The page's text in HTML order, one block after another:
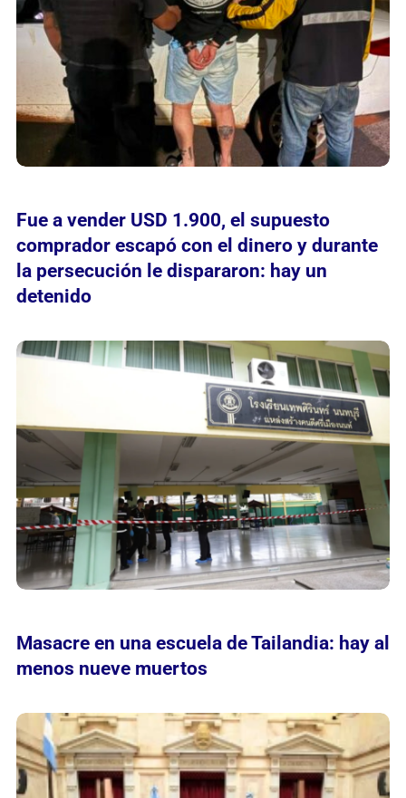
Fue a vender USD 1.900, el supuesto
comprador escapó con el dinero y durante
la persecución le dispararon: hay un
detenido
Masacre en una escuela de Tailandia: hay al
menos nueve muertos